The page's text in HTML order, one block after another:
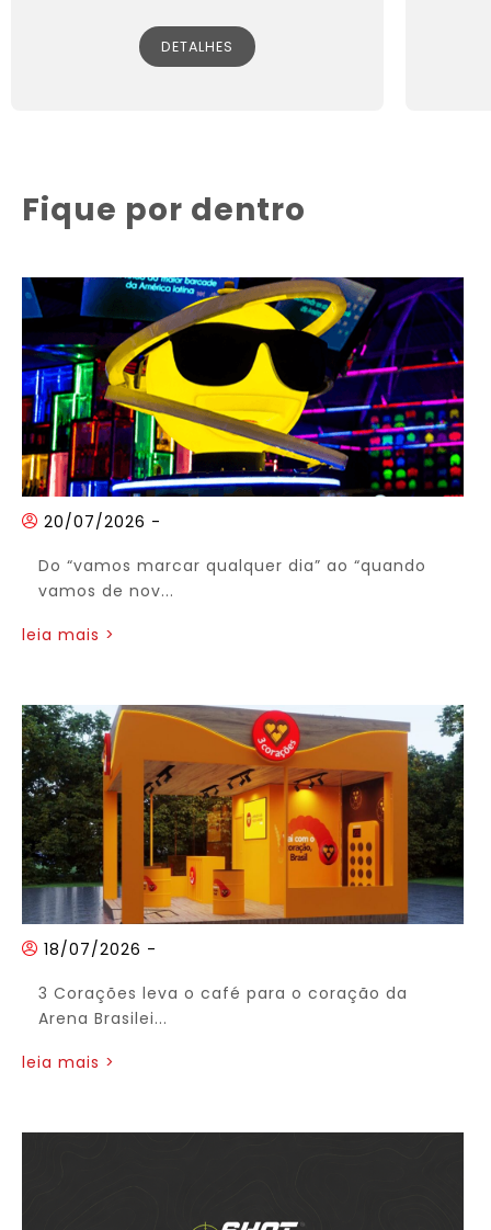
DETALHES
Fique por dentro
20/07/2026 -
Do “vamos marcar qualquer dia” ao “quando
vamos de nov...
leia mais >
18/07/2026 -
3 Corações leva o café para o coração da
Arena Brasilei...
leia mais >